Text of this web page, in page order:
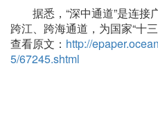
据悉，“深中通道”是连接
跨江、跨海通道，为国家“十
查看原文： http://
5/67245.shtml